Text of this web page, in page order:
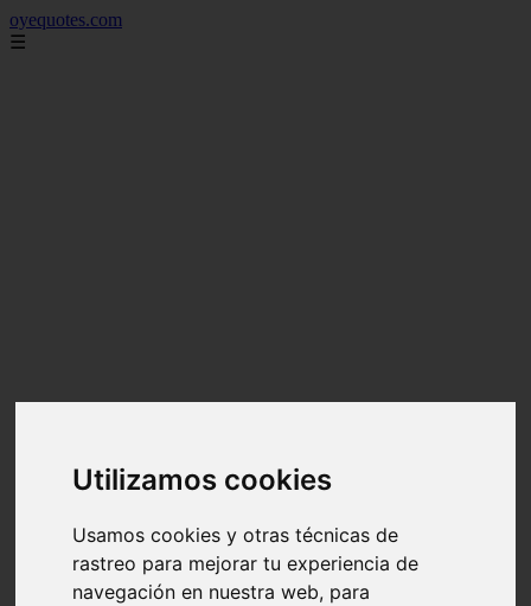
Utilizamos cookies
Usamos cookies y otras técnicas de
rastreo para mejorar tu experiencia de
navegación en nuestra web, para
oyequotes.com
☰